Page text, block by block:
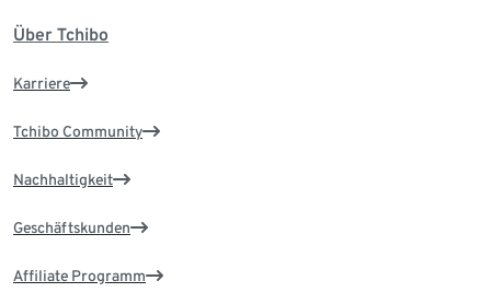
Über Tchibo
Karriere
Tchibo Community
Nachhaltigkeit
Geschäftskunden
Affiliate Programm